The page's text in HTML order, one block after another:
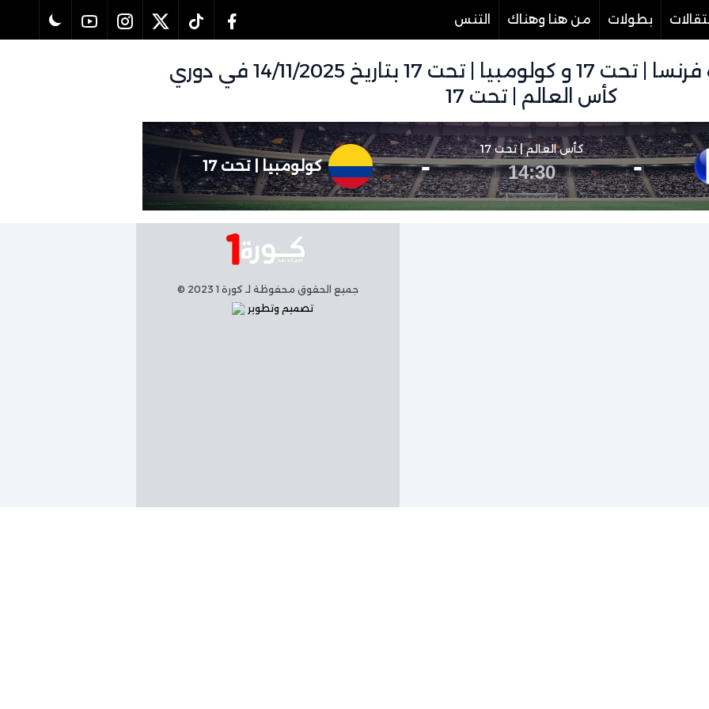
بطولات من هنا وهناك التنس
تفاصيل وموعد مباراة فرنسا | تحت 17 و كولومبيا | تحت 17 بتاريخ 14/11/2025 في دوري
كأس العالم | تحت 17
-
كأس العالم | تحت 17
14:30
- كولومبيا | تحت 17
جميع الحقوق محفوظة لـ كورة 1 2023 ©
تصميم وتطوير